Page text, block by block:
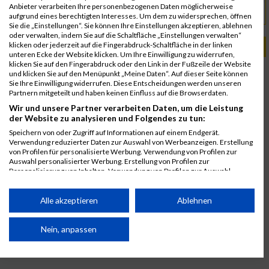
URL www.blaufraenkischland-marathon.at
PASSENDE VERANSTALTUNGEN
3. Oktober 2026
Blaufränkischland Marathon
4. Oktober 2025
Blaufränkischland Marathon
7. Oktober 2023
Blaufränkischland Marathon
Anbieter verarbeiten Ihre personenbezogenen Daten möglicherweise
aufgrund eines berechtigten Interesses. Um dem zu widersprechen, öffnen
Sie die „Einstellungen“. Sie können Ihre Einstellungen akzeptieren, ablehnen
oder verwalten, indem Sie auf die Schaltfläche „Einstellungen verwalten“
klicken oder jederzeit auf die Fingerabdruck-Schaltfläche in der linken
unteren Ecke der Website klicken. Um Ihre Einwilligung zu widerrufen,
klicken Sie auf den Fingerabdruck oder den Link in der Fußzeile der Website
und klicken Sie auf den Menüpunkt „Meine Daten“. Auf dieser Seite können
Sie Ihre Einwilligung widerrufen. Diese Entscheidungen werden unseren
Partnern mitgeteilt und haben keinen Einfluss auf die Browserdaten.
Wir und unsere Partner verarbeiten Daten, um die Leistung
der Website zu analysieren und Folgendes zu tun:
Speichern von oder Zugriff auf Informationen auf einem Endgerät.
Verwendung reduzierter Daten zur Auswahl von Werbeanzeigen. Erstellung
von Profilen für personalisierte Werbung. Verwendung von Profilen zur
Auswahl personalisierter Werbung. Erstellung von Profilen zur
Personalisierung von Inhalten. Verwendung von Profilen zur Auswahl
Performance von Inhalten. Analyse von Zielgruppen durch Statistiken oder
Kombinationen von Daten aus verschiedenen Quellen. Entwicklung und
von Inhalten.
Daten können außerhalb der Europäischen Union weitergegeben und in die
Website/App.
Alle akzeptieren Ablehnen
Nein, anpassen